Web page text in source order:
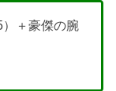
＋豪傑の腕